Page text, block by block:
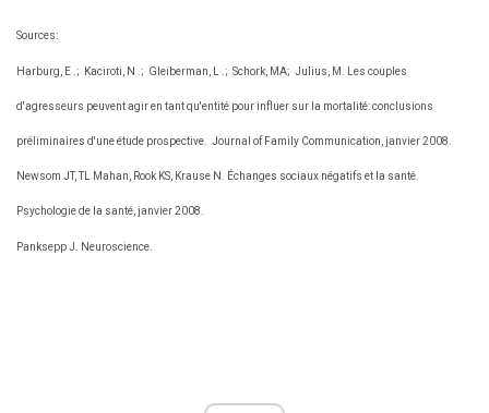
Sources:
Harburg, E .; Kaciroti, N .; Gleiberman, L .; Schork, MA; Julius, M. Les couples
d'agresseurs peuvent agir en tant qu'entité pour influer sur la mortalité: conclusions
préliminaires d'une étude prospective. Journal of Family Communication, janvier 2008.
Newsom JT, TL Mahan, Rook KS, Krause N. Échanges sociaux négatifs et la santé.
Psychologie de la santé, janvier 2008.
Panksepp J. Neuroscience.